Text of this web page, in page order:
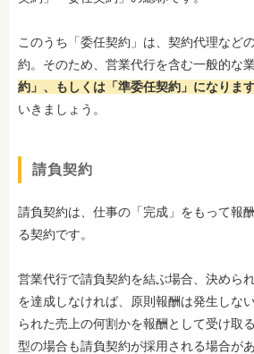
このうち「委任契約」は、契約代理など
約。そのため、営業代行を含む一般的な
約」、もしくは「準委任契約」になります
いきましょう。
請負契約
請負契約は、仕事の「完成」をもって報
る契約です。
営業代行で請負契約を結ぶ場合、決めら
を達成しなければ、原則報酬は発生しな
られた売上の何割かを報酬として受け取
型の場合も請負契約が採用される場合があ